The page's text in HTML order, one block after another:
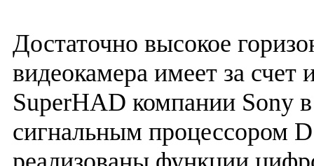
Достаточно высокое
видеокамера имеет за
SuperHAD компании Sony
сигнальным процессором